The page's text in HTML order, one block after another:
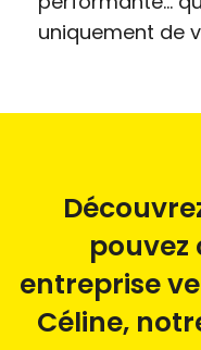
uniquement de
pouvez
entreprise
Céline,